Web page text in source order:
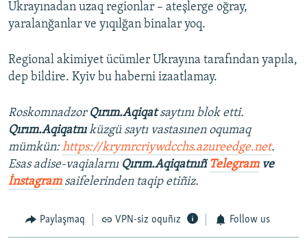
Ukrayınadan uzaq regionlar – ateşlerge oğray,
yaralanğanlar ve yıqılğan binalar yoq.
Regional akimiyet ücümler Ukrayına tarafından yapıla,
dep bildire. Kyiv bu haberni izaatlamay.
Roskomnadzor Qırım.Aqiqatsaytını blok etti.
Qırım.Aqiqatnıküzgü saytı vastasınen oqumaq
mümkün:https://krymrcriywdcchs.azureedge.net.
Esas adise-vaqialarnı Qırım.Aqiqatnıñ Telegramve
İnstagram saifelerinden taqip etiñiz.
Paylaşmaq VPN-siz oquñız Follow us